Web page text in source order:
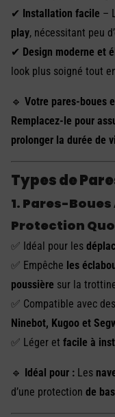
✔ Installation facile –
play, nécessitant peu
✔ Design moderne et
look plus soigné tout
🔹 Votre pares-boues
Remplacez-le pour
prolonger la durée de
Types de
1. Pares-
Protection
✅ Idéal pour les
✅ Empêche les
poussière sur la
✅ Compatible avec
Ninebot, Kugoo et
✅ Léger et facile à
🔹 Idéal pour : Les
d’une protection de